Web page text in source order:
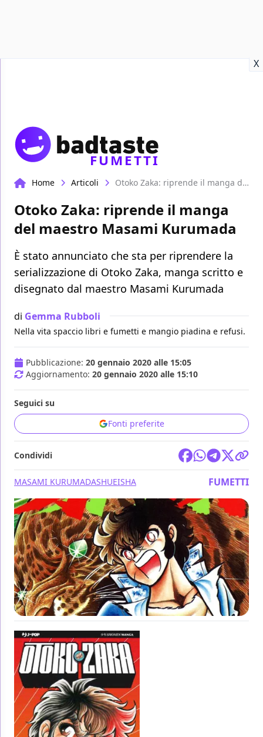
X
FUMETTI
Home Articoli Otoko Zaka: riprende il manga del maestro Masami Kurumada
Otoko Zaka: riprende il manga
del maestro Masami Kurumada
È stato annunciato che sta per riprendere la
serializzazione di Otoko Zaka, manga scritto e
disegnato dal maestro Masami Kurumada
di Gemma Rubboli
Nella vita spaccio libri e fumetti e mangio piadina e refusi.
Pubblicazione: 20 gennaio 2020 alle 15:05
Aggiornamento: 20 gennaio 2020 alle 15:10
Seguici su
Fonti preferite
Condividi
MASAMI KURUMADASHUEISHA FUMETTI